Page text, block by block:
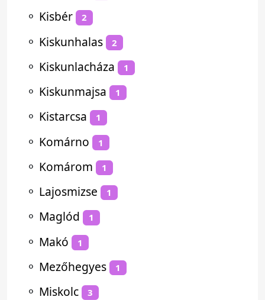
⚬ Kisbér 2
⚬ Kiskunhalas 2
⚬ Kiskunlacháza 1
⚬ Kiskunmajsa 1
⚬ Kistarcsa 1
⚬ Komárno 1
⚬ Komárom 1
⚬ Lajosmizse 1
⚬ Maglód 1
⚬ Makó 1
⚬ Mezőhegyes 1
⚬ Miskolc 3